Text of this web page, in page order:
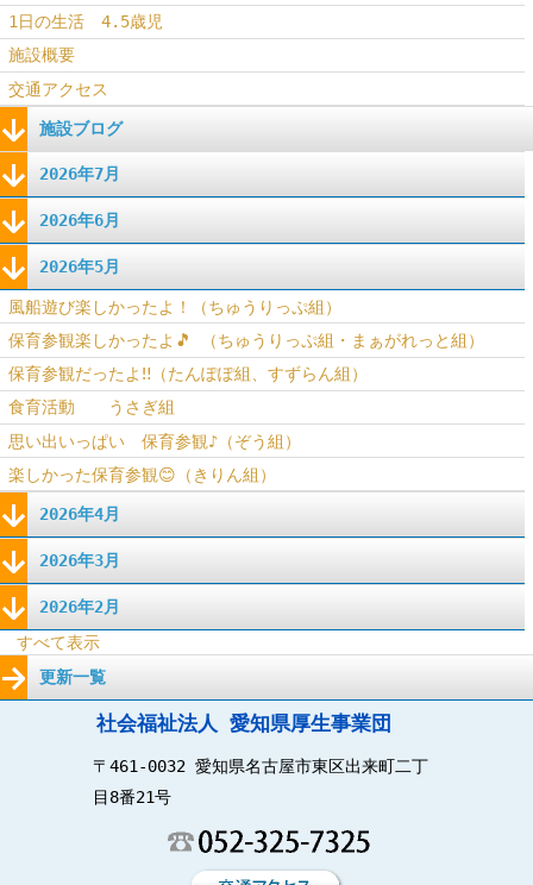
1日の生活 4.5歳児
施設概要
交通アクセス
施設ブログ
2026年7月
2026年6月
2026年5月
風船遊び楽しかったよ！（ちゅうりっぷ組）
保育参観楽しかったよ🎵 （ちゅうりっぷ組・まぁがれっと組）
保育参観だったよ‼（たんぽぽ組、すずらん組）
食育活動 うさぎ組
思い出いっぱい 保育参観♪（ぞう組）
楽しかった保育参観😊（きりん組）
2026年4月
2026年3月
2026年2月
すべて表示
更新一覧
社会福祉法人 愛知県厚生事業団
〒461-0032 愛知県名古屋市東区出来町二丁
目8番21号